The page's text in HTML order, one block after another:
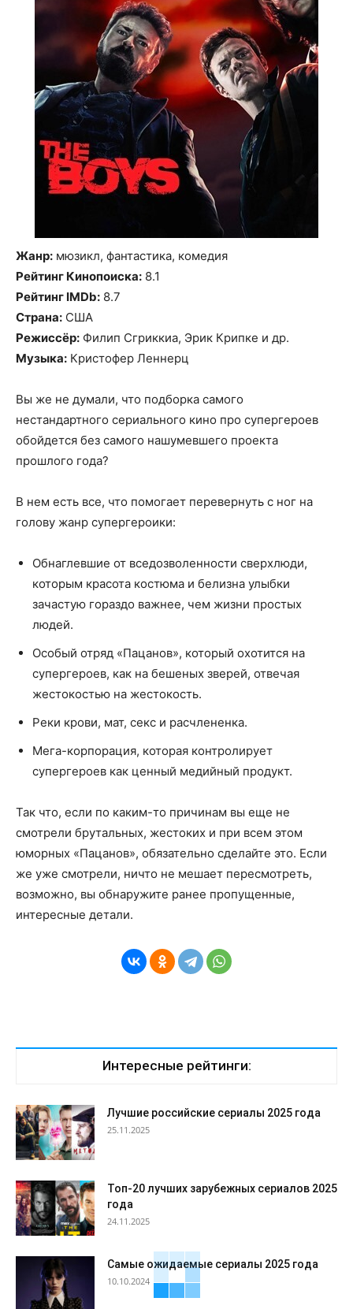
Жанр: мюзикл, фантастика, комедия
Рейтинг Кинопоиска: 8.1
Рейтинг IMDb: 8.7
Страна: США
Режиссёр: Филип Сгриккиа, Эрик Крипке и др.
Музыка: Кристофер Леннерц
Вы же не думали, что подборка самого
нестандартного сериального кино про супергероев
обойдется без самого нашумевшего проекта
прошлого года?
В нем есть все, что помогает перевернуть с ног на
голову жанр супергероики:
Обнаглевшие от вседозволенности сверхлюди,
которым красота костюма и белизна улыбки
зачастую гораздо важнее, чем жизни простых
людей.
Особый отряд «Пацанов», который охотится на
супергероев, как на бешеных зверей, отвечая
жестокостью на жестокость.
Реки крови, мат, секс и расчлененка.
Мега-корпорация, которая контролирует
супергероев как ценный медийный продукт.
Так что, если по каким-то причинам вы еще не
смотрели брутальных, жестоких и при всем этом
юморных «Пацанов», обязательно сделайте это. Если
же уже смотрели, ничто не мешает пересмотреть,
возможно, вы обнаружите ранее пропущенные,
интересные детали.
Интересные рейтинги:
Лучшие российские сериалы 2025 года
25.11.2025
Топ-20 лучших зарубежных сериалов 2025
года
24.11.2025
Самые ожидаемые сериалы 2025 года
10.10.2024